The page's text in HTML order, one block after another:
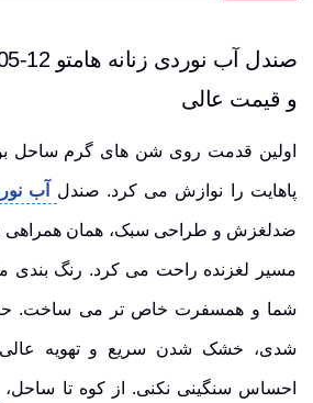
و قیمت عالی
اولین قدمت روی شن های گرم ساحل
پاهایت را نوازش می کرد. صندل آب
ضدلغزش و طراحی سبک، همان همراهی
مسیر لغزنده راحت می کرد. رنگ بندی
شما و همسفرت خاص تر می ساخت. حتی
شدی، خشک شدن سریع و تهویه
احساس سنگینی نکنی. از کوه تا ساحل،